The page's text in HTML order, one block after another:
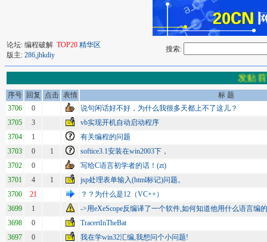
论坛: 编程破解 TOP20 精华区
版主: 286,jhkdiy
搜索:
发贴
序号 回复 点击 表情
标 题
3706
0
说句闲话好不好，为什么我很多天都上不了这儿？
3705
3
vb实现开机自动启动程序
3704
1
有关编程的问题
3703
0 1
softice3.1安装在win2003下，
3702
0
写给C语言初学者的话！(zt)
3701
4 1
jsp处理表单输入(html标记)问题。
3700
21
？？为什么是12（VC++）
3699
1
->用eXeScope反编译了一个软件,如何知道他用什么语言编
3698
0
TracertInTheBat
3697
0
我在学win32汇编,我想问个小问题!